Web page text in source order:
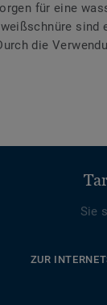
für eine
sind
die
Sie
ZUR